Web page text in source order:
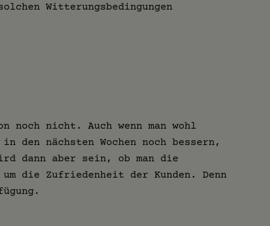
Witterungsbedingungen
nicht. Auch wenn man wohl
nächsten Wochen noch bessern,
dann aber sein, ob man die
die Zufriedenheit der Kunden. Denn